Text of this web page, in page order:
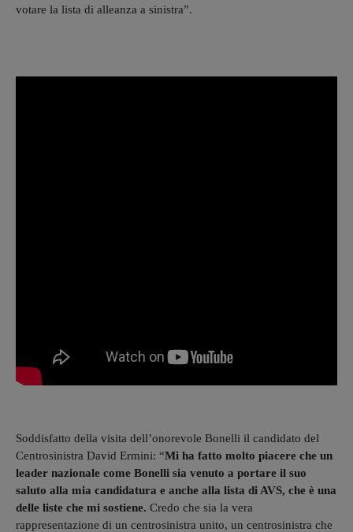
votare la lista di alleanza a sinistra”.
Soddisfatto della visita dell’onorevole Bonelli il candidato del
Centrosinistra David Ermini: “Mi ha fatto molto piacere che un
leader nazionale come Bonelli sia venuto a portare il suo
saluto alla mia candidatura e anche alla lista di AVS, che è una
delle liste che mi sostiene. Credo che sia la vera
rappresentazione di un centrosinistra unito, un centrosinistra che